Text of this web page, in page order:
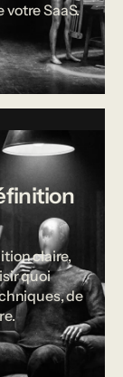
SaaS.
claire,
quoi
de